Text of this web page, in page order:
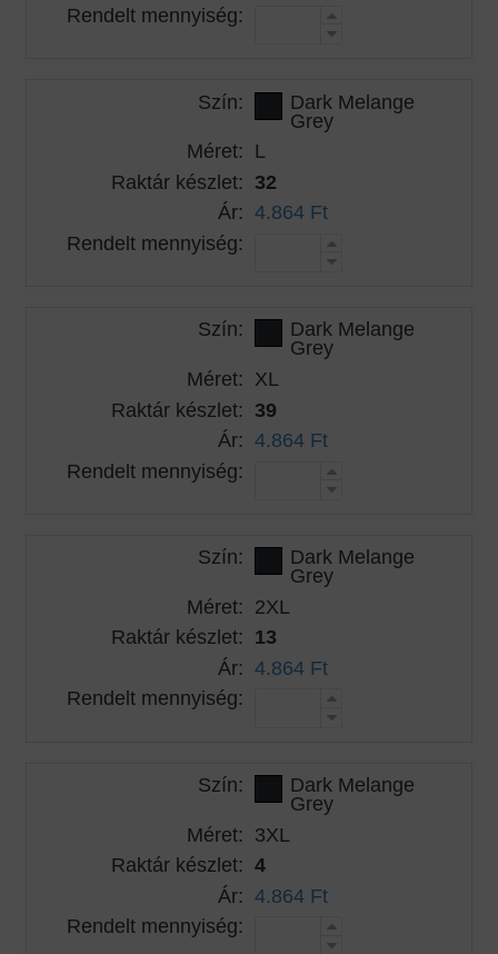
Rendelt mennyiség:
Szín: Dark Melange
Grey
Méret: L
Raktár készlet: 32
Ár: 4.864 Ft
Rendelt mennyiség:
Szín: Dark Melange
Grey
Méret: XL
Raktár készlet: 39
Ár: 4.864 Ft
Rendelt mennyiség:
Szín: Dark Melange
Grey
Méret: 2XL
Raktár készlet: 13
Ár: 4.864 Ft
Rendelt mennyiség:
Szín: Dark Melange
Grey
Méret: 3XL
Raktár készlet: 4
Ár: 4.864 Ft
Rendelt mennyiség: